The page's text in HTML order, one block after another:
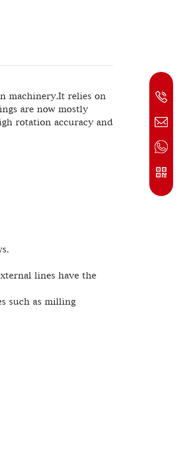
machinery.It relies on
are now mostly
rotation accuracy and
lines have the
such as milling